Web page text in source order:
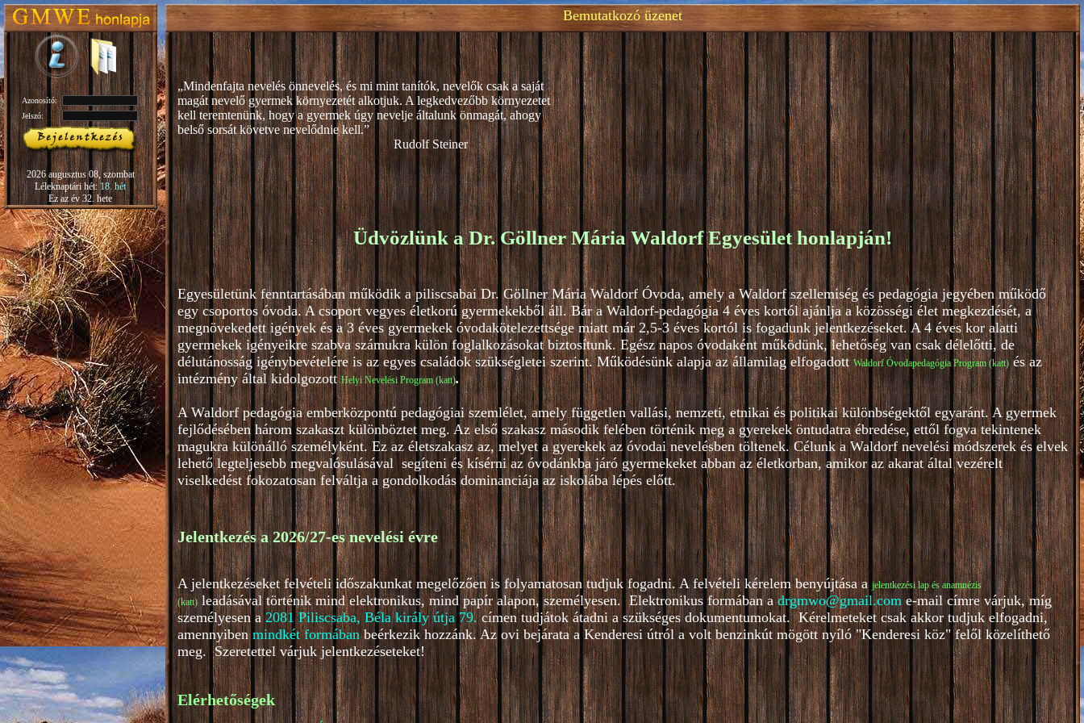
Azonosító:
Jelszó:
2026 augusztus 08, szombat
Léleknaptári hét:18. hét
Ez az év 32. hete
Bemutatkozó üzenet
„Mindenfajta nevelés önnevelés, és mi mint tanítók, nevelők csak a saját
magát nevelő gyermek környezetét alkotjuk. A legkedvezőbb környezetet
kell teremtenünk, hogy a gyermek úgy nevelje általunk önmagát, ahogy
belső sorsát követve nevelődnie kell.”
Rudolf Steiner
Üdvözlünk a Dr. Göllner Mária Waldorf Egyesület honlapján!
Egyesületünk fenntartásában működik a piliscsabai Dr. Göllner Mária Waldorf Óvoda, amely a Waldorf szellemiség és pedagógia jegyében működő
egy csoportos óvoda. A csoport vegyes életkorú gyermekekből áll. Bár a Waldorf-pedagógia 4 éves kortól ajánlja a közösségi élet megkezdését, a
megnövekedett igények és a 3 éves gyermekek óvodakötelezettsége miatt már 2,5-3 éves kortól is fogadunk jelentkezéseket. A 4 éves kor alatti
gyermekek igényeikre szabva számukra külön foglalkozásokat biztosítunk. Egész napos óvodaként működünk, lehetőség van csak délelőtti, de
délutánosság igénybevételére is az egyes családok szükségletei szerint. Működésünk alapja az államilag elfogadott Waldorf Óvodapedagógia Program (katt) és az
intézmény által kidolgozottHelyi Nevelési Program (katt).
A Waldorf pedagógia emberközpontú pedagógiai szemlélet, amely független vallási, nemzeti, etnikai és politikai különbségektől egyaránt. A gyermek
fejlődésében három szakaszt különböztet meg. Az első szakasz második felében történik meg a gyerekek öntudatra ébredése, ettől fogva tekintenek
magukra különálló személyként. Ez az életszakasz az, melyet a gyerekek az óvodai nevelésben töltenek. Célunk a Waldorf nevelési módszerek és elvek
lehető legteljesebb megvalósulásával segíteni és kísérni az óvodánkba járó gyermekeket abban az életkorban, amikor az akarat által vezérelt
viselkedést fokozatosan felváltja a gondolkodás dominanciája az iskolába lépés előtt.
Jelentkezés a 2026/27-es nevelési évre
A jelentkezéseket felvételi időszakunkat megelőzően is folyamatosan tudjuk fogadni. A felvételi kérelem benyújtása a jelentkezési lap és anamnézis
(katt) leadásával történik mind elektronikus, mind papír alapon, személyesen. Elektronikus formában adrgmwo@gmail.come-mail címre várjuk, míg
személyesen a2081 Piliscsaba, Béla király útja 79.címen tudjátok átadni a szükséges dokumentumokat. Kérelmeteket csak akkor tudjuk elfogadni,
amennyibenmindkét formábanbeérkezik hozzánk. Az ovi bejárata a Kenderesi útról a volt benzinkút mögött nyíló "Kenderesi köz" felől közelíthető
meg. Szeretettel várjuk jelentkezéseteket!
Elérhetőségek